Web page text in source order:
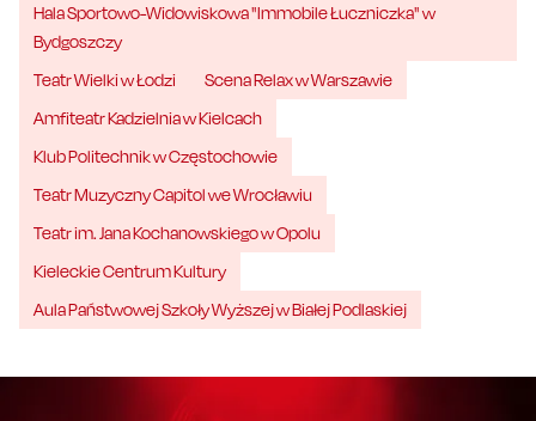
Hala Sportowo-Widowiskowa "Immobile Łuczniczka" w
Bydgoszczy
Teatr Wielki w Łodzi
Scena Relax w Warszawie
Amfiteatr Kadzielnia w Kielcach
Klub Politechnik w Częstochowie
Teatr Muzyczny Capitol we Wrocławiu
Teatr im. Jana Kochanowskiego w Opolu
Kieleckie Centrum Kultury
Aula Państwowej Szkoły Wyższej w Białej Podlaskiej